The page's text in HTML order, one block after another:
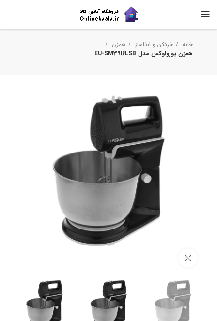
خانه خردکن و غذاساز
همزن
همزن یورولوکس مدل EU-SM3916LSB